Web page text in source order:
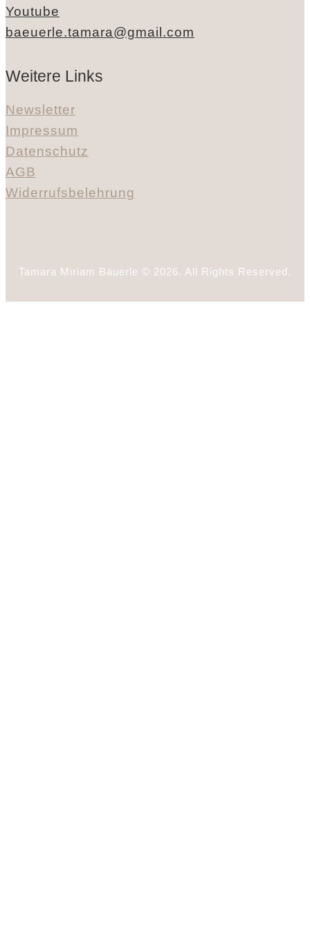
Youtube
baeuerle.tamara@gmail.com
Weitere Links
Newsletter
Impressum
Datenschutz
AGB
Widerrufsbelehrung
Tamara Miriam Bäuerle © 2026. All Rights Reserved.